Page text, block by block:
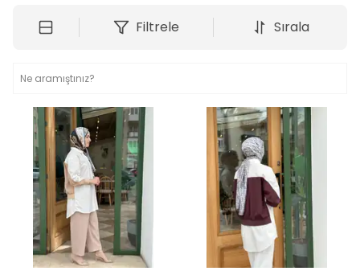
Filtrele Sırala